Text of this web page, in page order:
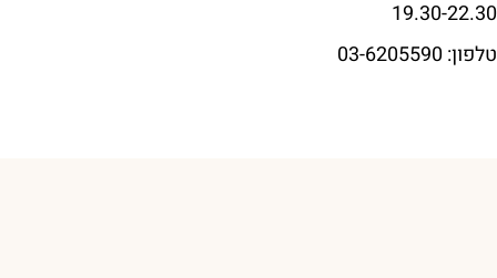
19.30-22.30
טלפון: 03-6205590